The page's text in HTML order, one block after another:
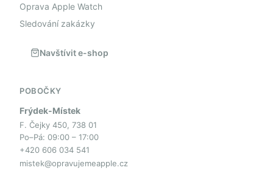
Oprava Apple Watch
Sledování zakázky
Navštívit e-shop
POBOČKY
Frýdek-Místek
F. Čejky 450, 738 01
Po–Pá: 09:00 – 17:00
+420 606 034 541
mistek@opravujemeapple.cz